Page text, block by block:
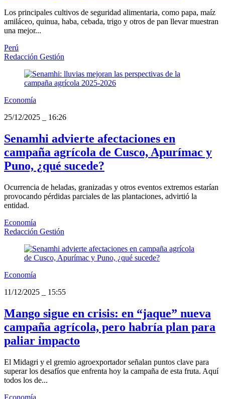
Los principales cultivos de seguridad alimentaria, como papa, maíz
amiláceo, quinua, haba, cebada, trigo y otros de pan llevar muestran
una mejor...
Perú
Redacción Gestión
Economía
25/12/2025
16:26
Senamhi advierte afectaciones en
campaña agrícola de Cusco, Apurímac y
Puno, ¿qué sucede?
Ocurrencia de heladas, granizadas y otros eventos extremos estarían
provocando pérdidas parciales de las plantaciones, advirtió la
entidad.
Economía
Redacción Gestión
Economía
11/12/2025
15:55
Mango sigue en crisis: en “jaque” nueva
campaña agrícola, pero habría plan para
paliar impacto
El Midagri y el gremio agroexportador señalan puntos clave para
superar los desafíos que enfrenta hoy la campaña de esta fruta. Aquí
todos los de...
Economía